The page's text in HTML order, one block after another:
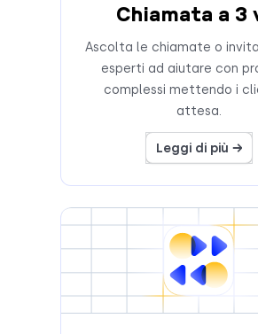
Chiamata a 3
Ascolta le chiamate o
esperti ad aiutare con
complessi mettendo i
attesa.
Leggi di più →